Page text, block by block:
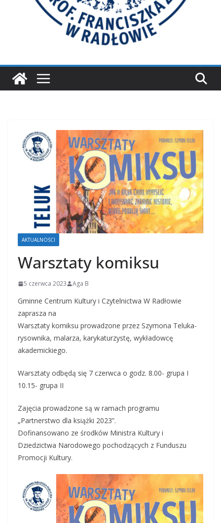
AKTUALNOŚCI
Warsztaty komiksu
5 czerwca 2023 Aga B
Gminne Centrum Kultury i Czytelnictwa W Radłowie
zaprasza na
Warsztaty komiksu prowadzone przez Szymona Teluka-
rysownika, malarza, karykaturzystę, wykładowcę
akademickiego.
Warsztaty odbędą się 7 czerwca o godz. 8.00- grupa I
10.15- grupa II
Zajęcia prowadzone są w ramach programu
„Partnerstwo dla książki 2023”.
Dofinansowano ze środków Ministra Kultury i
Dziedzictwa Narodowego pochodzących z Funduszu
Promocji Kultury.